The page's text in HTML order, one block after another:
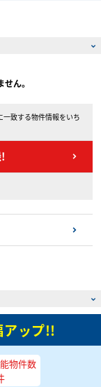
ん。
致する物件情報をいち
アップ!!
物件数